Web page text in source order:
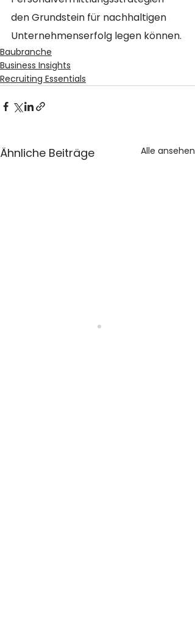
den Grundstein für nachhaltigen
Unternehmenserfolg legen können.
Baubranche
Business Insights
Recruiting Essentials
Ähnliche Beiträge Alle ansehen